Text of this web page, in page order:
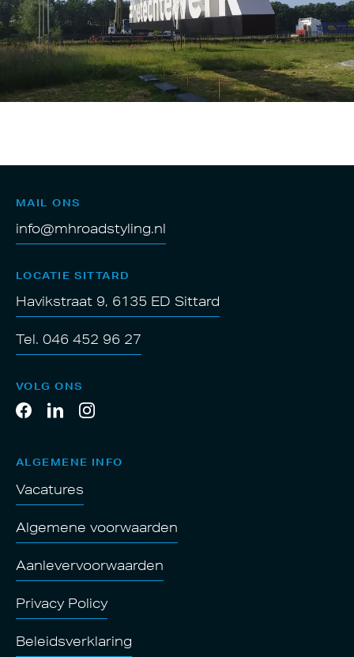
MAIL ONS
info@mhroadstyling.nl
LOCATIE SITTARD
Havikstraat 9, 6135 ED Sittard
Tel. 046 452 96 27
VOLG ONS
ALGEMENE INFO
Vacatures
Algemene voorwaarden
Aanlevervoorwaarden
Privacy Policy
Beleidsverklaring